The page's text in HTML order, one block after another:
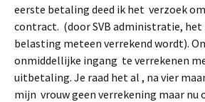
eerste betaling deed ik het verzoek
contract. (door SVB administratie, het
belasting meteen verrekend wordt).
onmiddellijke ingang te verrekenen
uitbetaling. Je raad het al , na vier
mijn vrouw geen verrekening maar nu